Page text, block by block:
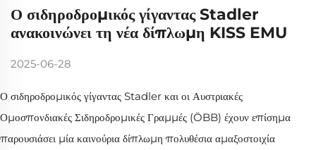
Ο σιδηροδρομικός γίγαντας Stadler
ανακοινώνει τη νέα δίπλωμη KISS EMU
2025-06-28
Ο σιδηροδρομικός γίγαντας Stadler και οι Αυστριακές
Ομοσπονδιακές Σιδηροδρομικές Γραμμές (ÖBB) έχουν επίσημα
παρουσιάσει μία καινούρια δίπλωμη πολυθέσια αμαξοστοιχία